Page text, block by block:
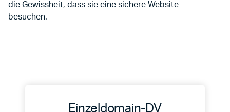
die Gewissheit, dass sie eine sichere Website
besuchen.
Einzeldomain-DV